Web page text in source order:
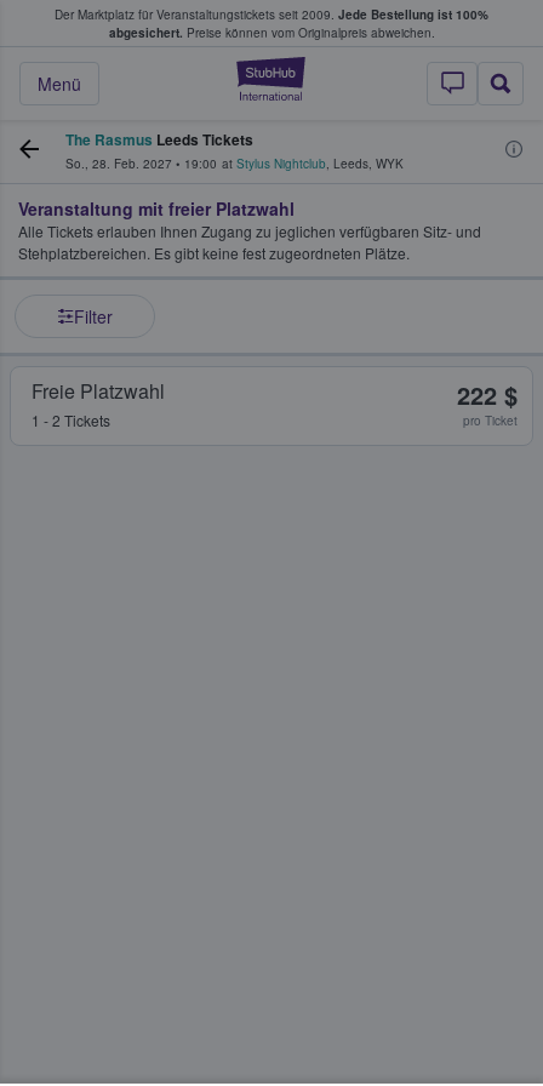
Der Marktplatz für Veranstaltungstickets seit 2009. Jede Bestellung ist 100%
abgesichert. Preise können vom Originalpreis abweichen.
StubHub - Wo
Menü
Tickets kaufen & verkaufen
The Rasmus Leeds Tickets
So., 28. Feb. 2027 • 19:00 at Stylus Nightclub, Leeds, WYK
Veranstaltung mit freier Platzwahl
Alle Tickets erlauben Ihnen Zugang zu jeglichen verfügbaren Sitz- und
Stehplatzbereichen. Es gibt keine fest zugeordneten Plätze.
Filter
Freie Platzwahl
1 - 2 Tickets
222 $
pro Ticket